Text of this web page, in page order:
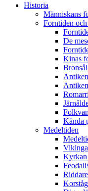
Historia
Människans
Forntiden
De
Kinas
Kända
Medeltiden
Kyrkan